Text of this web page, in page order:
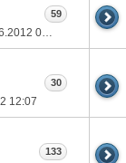
03:13
59
12:07
30
133